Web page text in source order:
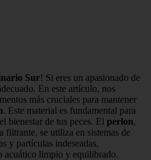
Sur! Si eres un apasionado de
En este artículo, nos
más cruciales para mantener
. Este material es fundamental para
bienestar de tus peces. El perlon,
filtrante, se utiliza en sistemas de
y partículas indeseadas,
acuático limpio y equilibrado.